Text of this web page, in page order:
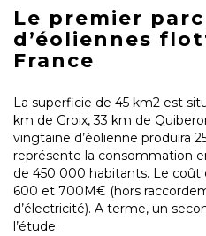
Le premier
d’éoliennes
France
La superficie de 45 km2 est
km de Groix, 33 km de
vingtaine d’éolienne produira
représente la consommation
de 450 000 habitants. Le
600 et 700M€ (hors
d’électricité). A terme, un
l’étude.